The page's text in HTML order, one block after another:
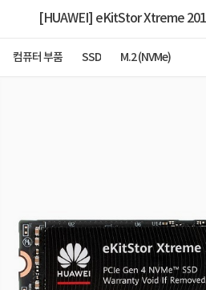
[HUAWEI] eKitStor Xtreme
컴퓨터 부품 SSD M.2 (NVMe)